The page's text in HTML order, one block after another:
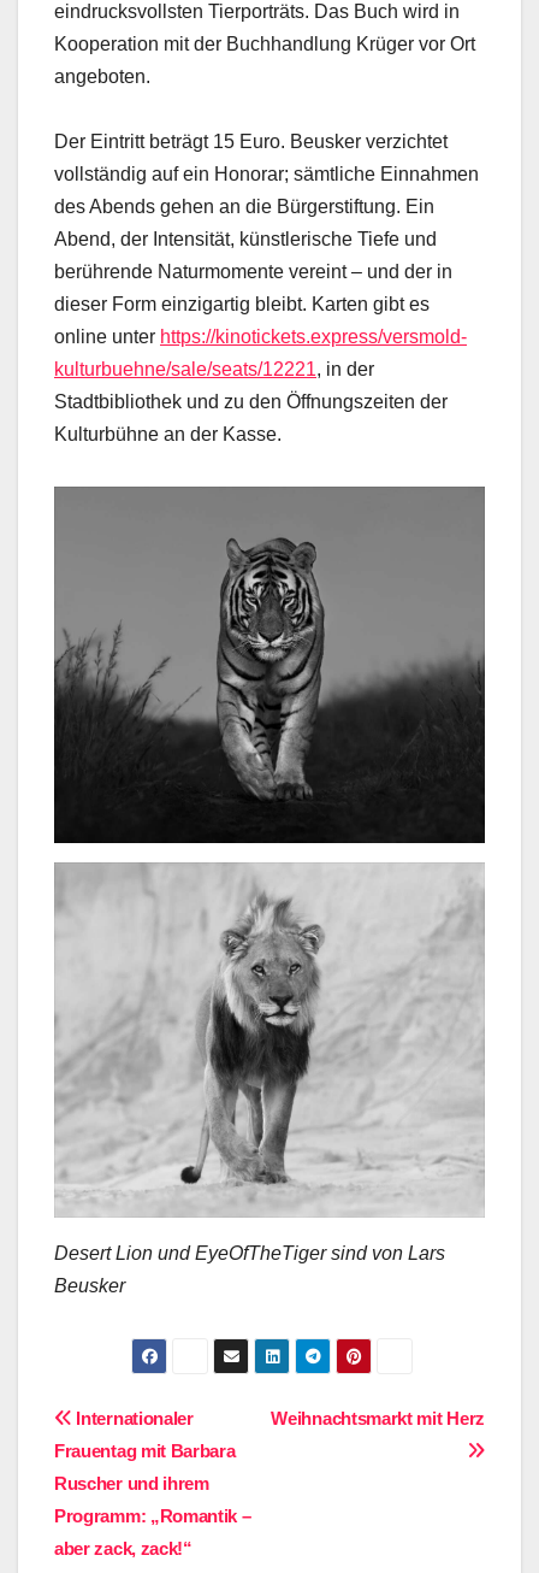
eindrucksvollsten Tierporträts. Das Buch wird in
Kooperation mit der Buchhandlung Krüger vor Ort
angeboten.
Der Eintritt beträgt 15 Euro. Beusker verzichtet
vollständig auf ein Honorar; sämtliche Einnahmen
des Abends gehen an die Bürgerstiftung. Ein
Abend, der Intensität, künstlerische Tiefe und
berührende Naturmomente vereint – und der in
dieser Form einzigartig bleibt. Karten gibt es
online unter https://kinotickets.express/versmold-
kulturbuehne/sale/seats/12221, in der
Stadtbibliothek und zu den Öffnungszeiten der
Kulturbühne an der Kasse.
Desert Lion und EyeOfTheTiger sind von Lars
Beusker
Beitragsnavigation
Weihnachtsmarkt mit Herz
Internationaler
Frauentag mit Barbara
Ruscher und ihrem
Programm: „Romantik –
aber zack, zack!“